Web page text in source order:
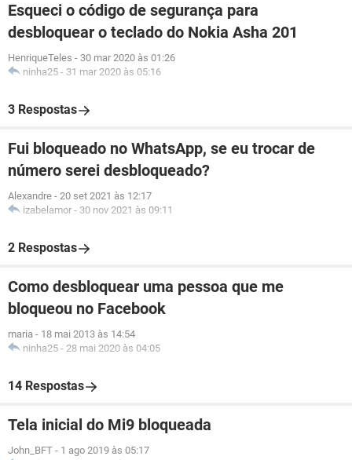
Esqueci o código de segurança para
desbloquear o teclado do Nokia Asha 201
HenriqueTeles - 30 mar 2020 às 01:26
ninha25 - 31 mar 2020 às 05:16
3 Respostas
Fui bloqueado no WhatsApp, se eu trocar de
número serei desbloqueado?
Alexandre - 20 set 2021 às 12:17
izabelamor - 30 nov 2021 às 09:11
2 Respostas
Como desbloquear uma pessoa que me
bloqueou no Facebook
maria - 18 mai 2013 às 14:54
ninha25 - 28 mai 2020 às 04:05
14 Respostas
Tela inicial do Mi9 bloqueada
John_BFT - 1 ago 2019 às 05:17